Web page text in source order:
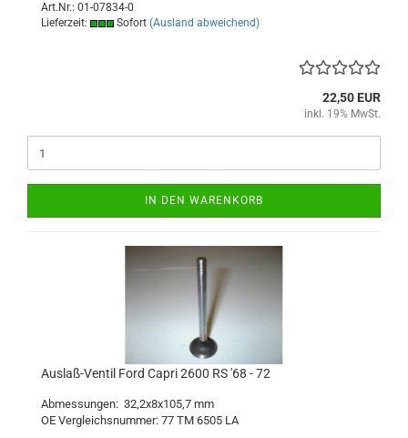
Art.Nr.: 01-07834-0
Lieferzeit:
Sofort (Ausland abweichend)
22,50 EUR
inkl. 19% MwSt.
IN DEN WARENKORB
Auslaß-Ventil Ford Capri 2600 RS '68 - 72
Abmessungen: 32,2x8x105,7 mm
OE Vergleichsnummer: 77 TM 6505 LA